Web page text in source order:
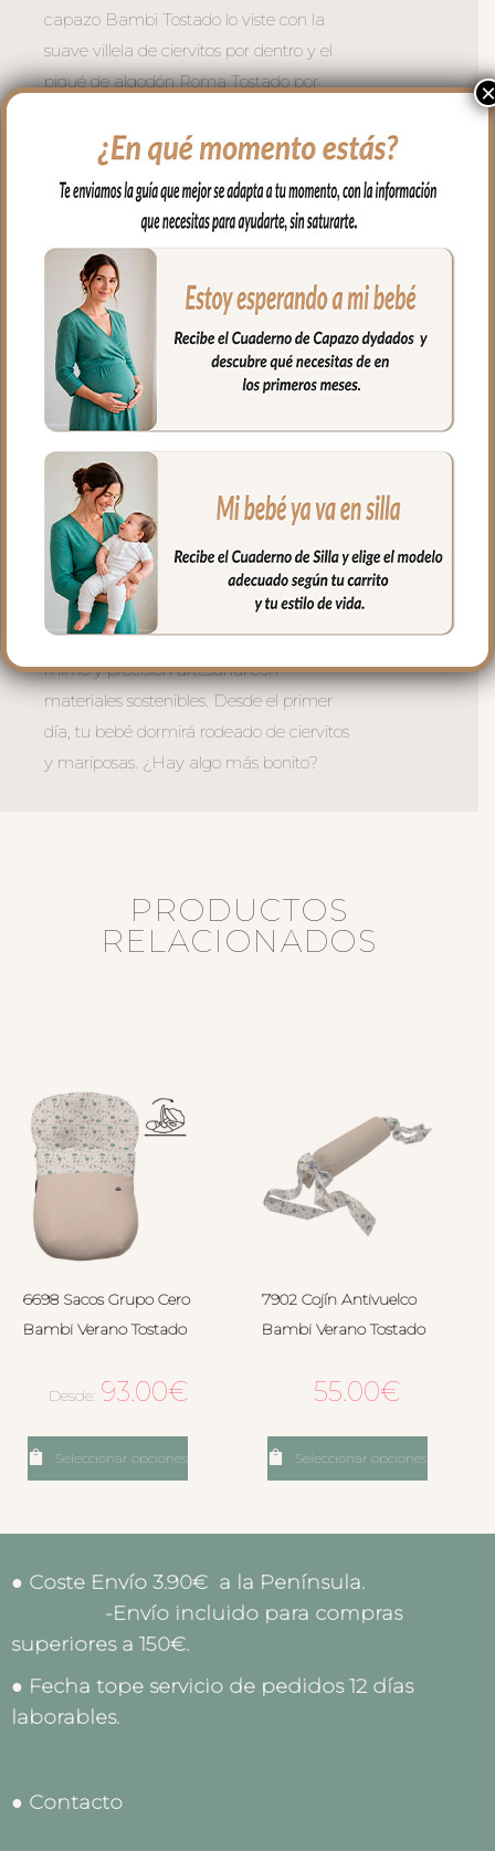
capazo Bambi Tostado lo viste con la
suave villela de ciervitos por dentro y el
piqué de algodón Roma Tostado por
el corazón de quien lo vea.
necesites y la opción de quitar la tapa
entera para usar la funda como
colchoneta de capazo.
– La versión desenfundable lleva la
funcionalidad un paso más allá: la tapa
del saco se transforma en una mantita
independiente para usar cuando quieras.
– **Tres tamaños para cada capazo:
– Universal — se adapta a la mayoría de
capazos del mercado
– Gemelar — diseñado para capazos
dobles de gemelos
– -Pequeño — para capazos compactos
de viaje o portátiles
Todo cosido a mano en España, con
mimo y precisión artesanal con
materiales sostenibles. Desde el primer
día, tu bebé dormirá rodeado de ciervitos
y mariposas. ¿Hay algo más bonito?
PRODUCTOS
RELACIONADOS
6698 Sacos Grupo Cero
Bambi Verano Tostado
Desde: 93.00€
Seleccionar opciones
7902 Cojín Antivuelco
Bambi Verano Tostado
55.00€
Seleccionar opciones
● Coste Envío 3.90€ a la Península.
-Envío incluido para compras
superiores a 150€.
● Fecha tope servicio de pedidos 12 días
laborables.
● Contacto
×